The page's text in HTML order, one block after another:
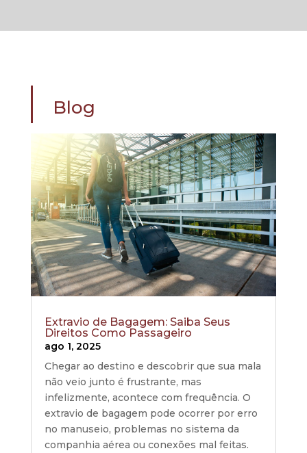
Blog
Extravio de Bagagem: Saiba Seus
Direitos Como Passageiro
ago 1, 2025
Chegar ao destino e descobrir que sua mala
não veio junto é frustrante, mas
infelizmente, acontece com frequência. O
extravio de bagagem pode ocorrer por erro
no manuseio, problemas no sistema da
companhia aérea ou conexões mal feitas.